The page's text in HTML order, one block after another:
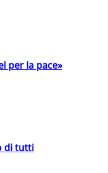
per la pace»
di tutti